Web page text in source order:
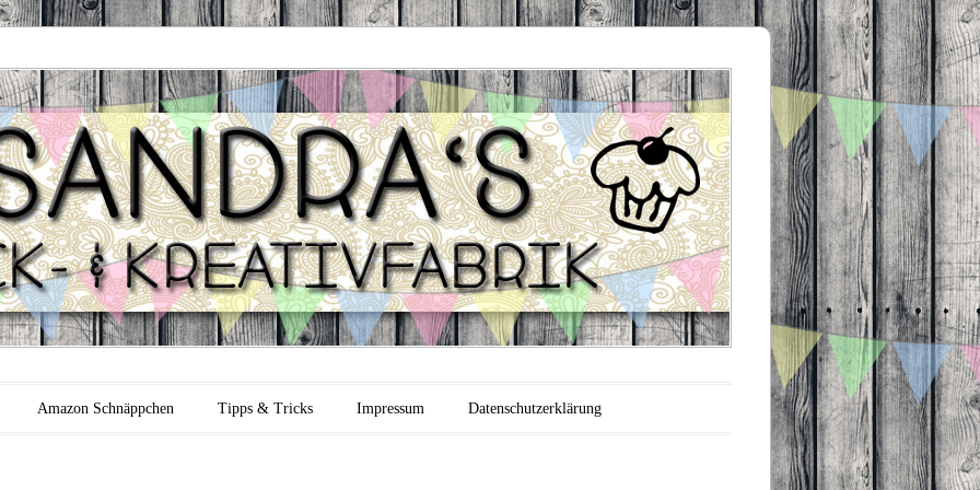
Backfabrik
Amazon Schnäppchen Tipps & Tricks Impressum Datenschutzerklärung